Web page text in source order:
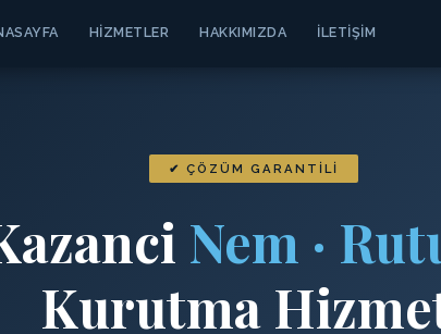
HIZMETLER HAKKIMIZDA İLETIŞIM
✔ ÇÖZÜM GARANTILI
Nem ·
Kurutma